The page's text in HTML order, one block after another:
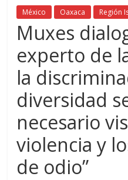
México Oaxaca Región
Muxes
experto de
la
diversidad
necesario
violencia y
de odio”